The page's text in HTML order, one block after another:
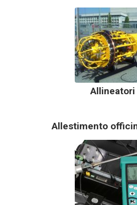
Allineatori
Allestimento